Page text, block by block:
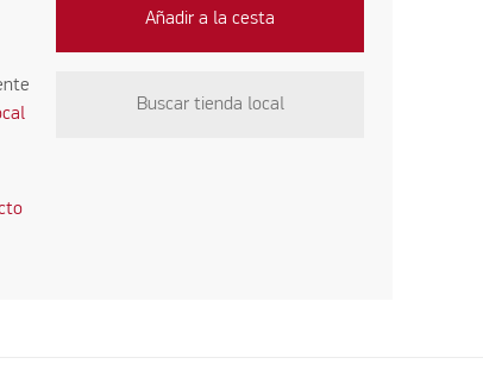
Añadir a la cesta
Buscar tienda local